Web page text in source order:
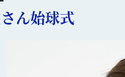
ん始球式